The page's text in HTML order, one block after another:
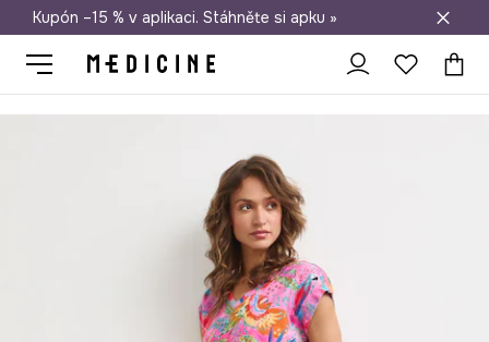
Doprava zdarma při nákupu nad 1 200 Kč
Kupón –15 % v aplikaci. Stáhněte si apku »